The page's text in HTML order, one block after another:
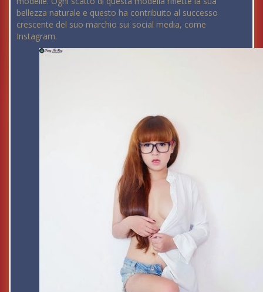
bellezza naturale e questo ha contribuito al successo
crescente del suo marchio sui social media, come
Instagram.